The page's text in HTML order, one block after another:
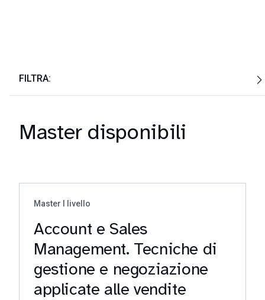
FILTRA:
Master disponibili
Master I livello
Account e Sales
Management. Tecniche di
gestione e negoziazione
applicate alle vendite